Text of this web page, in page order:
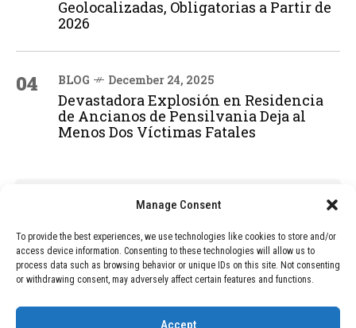
Manage Consent
To provide the best experiences, we use technologies like cookies to store and/or
access device information. Consenting to these technologies will allow us to
process data such as browsing behavior or unique IDs on this site. Not consenting
or withdrawing consent, may adversely affect certain features and functions.
Accept
Geolocalizadas, Obligatorias a Partir de
2026
04 BLOG December 24, 2025
Devastadora Explosión en Residencia
de Ancianos de Pensilvania Deja al
Menos Dos Víctimas Fatales